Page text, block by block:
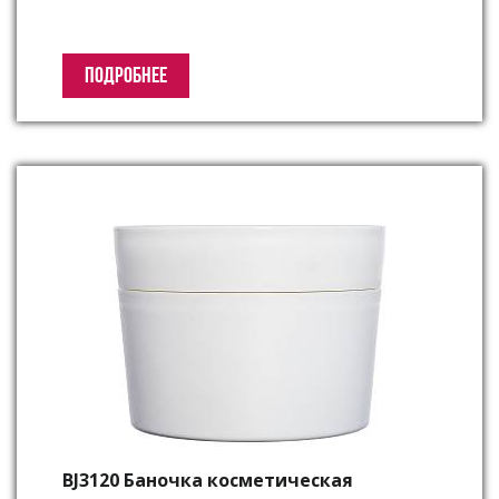
ПОДРОБНЕЕ
BJ3120 Баночка косметическая